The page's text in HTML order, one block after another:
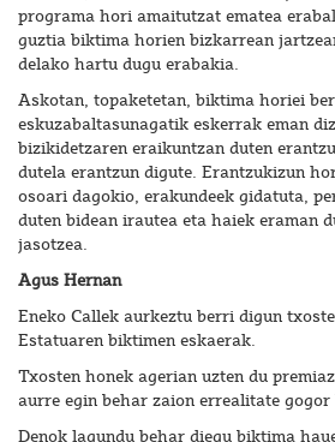
programa hori amaitutzat ematea
guztia biktima horien bizkarrean
delako hartu dugu erabakia.
Askotan, topaketetan, biktima horiei
eskuzabaltasunagatik eskerrak eman
bizikidetzaren eraikuntzan duten
dutela erantzun digute. Erantzukizun
osoari dagokio, erakundeek gidatuta,
duten bidean irautea eta haiek eraman
jasotzea.
Agus Hernan
Eneko Callek aurkeztu berri digun
Estatuaren biktimen eskaerak.
Txosten honek agerian uzten du
aurre egin behar zaion errealitate gogor
Denok lagundu behar diegu biktima